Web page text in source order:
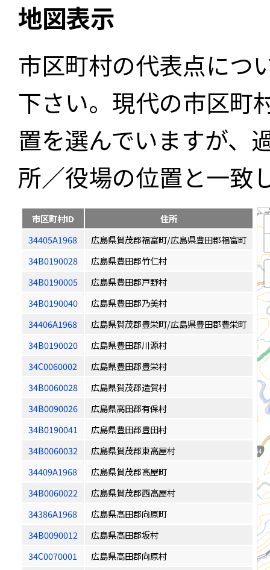
地図表示
市区町村の代表点につ
下さい。現代の市区町
置を選んでいますが、
所／役場の位置と一致
市区町村ID
住所
34405A1968
広島県賀茂郡福富町/広島県豊田郡福富町
34B0190028
広島県豊田郡竹仁村
34B0190005
広島県豊田郡戸野村
34B0190040
広島県豊田郡乃美村
34406A1968
広島県賀茂郡豊栄町/広島県豊田郡豊栄町
34B0190020
広島県豊田郡川源村
34C0060002
広島県豊田郡豊栄村
34B0060028
広島県賀茂郡造賀村
34B0090026
広島県高田郡有保村
34B0190041
広島県豊田郡豊田村
34B0060032
広島県賀茂郡東高屋村
34409A1968
広島県賀茂郡高屋町
34B0060022
広島県賀茂郡西高屋村
34386A1968
広島県高田郡向原町
34B0090012
広島県高田郡坂村
34C0070001
広島県高田郡向原村